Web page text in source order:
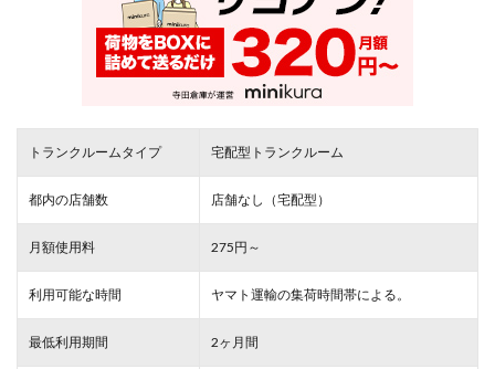
トランクルームタイプ 宅配型トランクルーム
都内の店舗数 店舗なし（宅配型）
月額使用料 275円～
利用可能な時間 ヤマト運輸の集荷時間帯による。
最低利用期間 2ヶ月間